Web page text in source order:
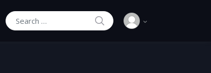
Search for:
SEARCH